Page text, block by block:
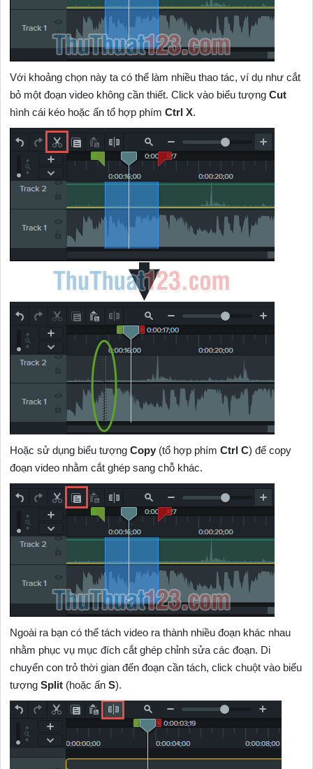
Với khoảng chọn này ta có thể làm nhiều thao tác, ví dụ như cắt
bỏ một đoạn video không cần thiết. Click vào biểu tượngCut
hình cái kéo hoặc ấn tổ hợp phímCtrl X.
Hoặc sử dụng biểu tượngCopy (tổ hợp phímCtrl C) để copy
đoạn video nhằm cắt ghép sang chỗ khác.
Ngoài ra bạn có thể tách video ra thành nhiều đoạn khác nhau
nhằm phục vụ mục đích cắt ghép chỉnh sửa các đoạn. Di
chuyển con trỏ thời gian đến đoạn cần tách, click chuột vào biểu
tượngSplit (hoặc ấnS).